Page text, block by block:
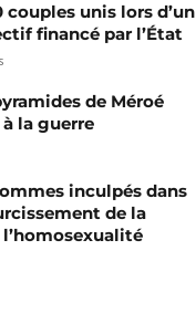
couples unis lors d’un
financé par l’État
de Méroé
la guerre
inculpés dans
de la